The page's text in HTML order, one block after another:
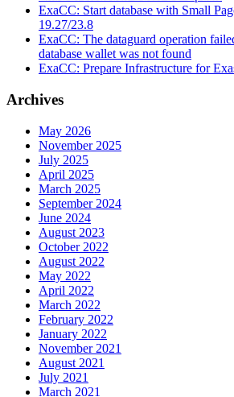
ExaCC: Start database with Small
19.27/23.8
ExaCC: The dataguard operation
database wallet was not found
ExaCC: Prepare Infrastructure for
Archives
May 2026
November 2025
July 2025
April 2025
March 2025
September 2024
June 2024
August 2023
October 2022
August 2022
May 2022
April 2022
March 2022
February 2022
January 2022
November 2021
August 2021
July 2021
March 2021